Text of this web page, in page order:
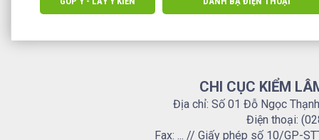
CHI CỤC KIỂM
Địa chỉ: Số 01 Đỗ Ngọc
Điện thoại:
Fax: ... // Giấy phép số 10/GP-